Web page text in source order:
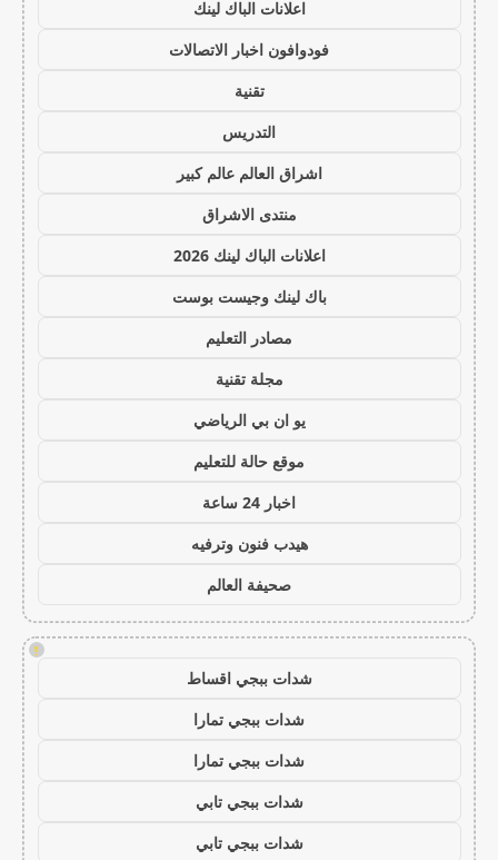
اعلانات الباك لينك
فودوافون اخبار الاتصالات
تقنية
التدريس
اشراق العالم عالم كبير
منتدى الاشراق
اعلانات الباك لينك 2026
باك لينك وجيست بوست
مصادر التعليم
مجلة تقنية
يو ان بي الرياضي
موقع حالة للتعليم
اخبار 24 ساعة
هيدب فنون وترفيه
صحيفة العالم
!
شدات ببجي اقساط
شدات ببجي تمارا
شدات ببجي تمارا
شدات ببجي تابي
شدات ببجي تابي